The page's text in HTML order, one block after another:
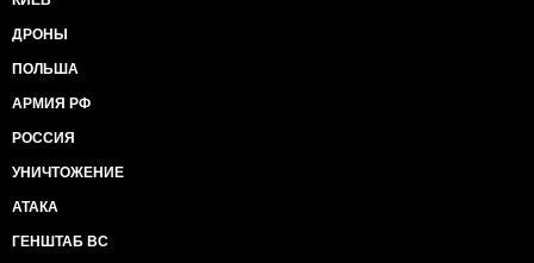
ДРОНЫ
ПОЛЬША
АРМИЯ РФ
РОССИЯ
УНИЧТОЖЕНИЕ
АТАКА
ГЕНШТАБ ВС